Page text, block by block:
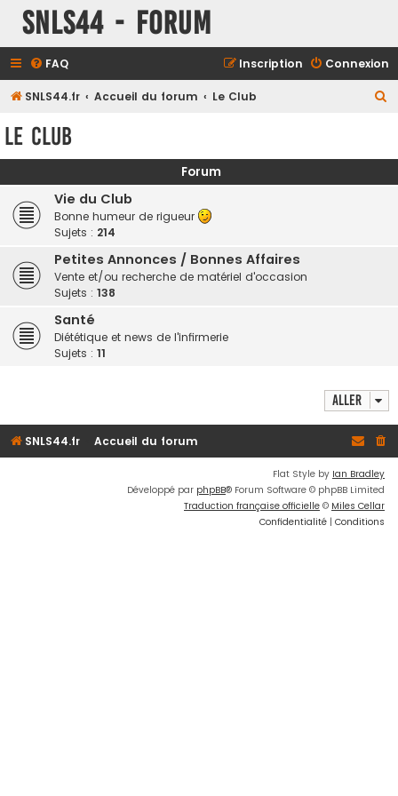
SNLS44 - Forum
FAQ Connexion
Inscription
SNLS44.fr Accueil du forum Le Club
e
Le Club
Forum
Vie du Club
Bonne humeur de rigueur
Sujets : 214
Petites Annonces / Bonnes Affaires
Vente et/ou recherche de matériel d'occasion
Sujets : 138
Santé
Diététique et news de l'infirmerie
Sujets : 11
Aller
SNLS44.fr Accueil du forum
Flat Style by Ian Bradley
Développé par phpBB® Forum Software © phpBB Limited
Traduction française officielle © Miles Cellar
Confidentialité | Conditions